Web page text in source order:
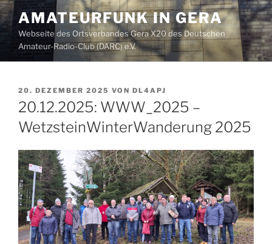
Zum
Inhalt
springen
AMATEURFUNK IN GERA
Webseite des Ortsverbandes Gera X20 des Deutschen
Amateur-Radio-Club (DARC) e.V.
VERÖFFENTLICHT
AM
20. DEZEMBER 2025 VON DL4APJ
20.12.2025: WWW_2025 –
WetzsteinWinterWanderung 2025